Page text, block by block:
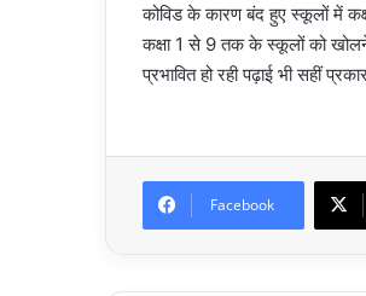
कोविड के कारण बंद हुए स्कूलों में
कक्षा 1 से 9 तक के स्कूलों को
प्रभावित हो रही पढ़ाई भी सहीं
Facebook